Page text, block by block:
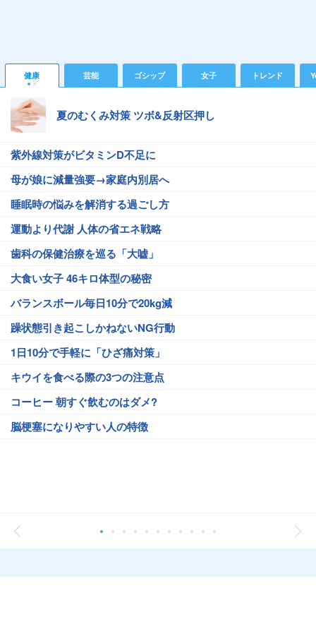
健康 芸能 ゴシップ 女子 トレンド
夏のむくみ対策 ツボ&反射区押し
紫外線対策がビタミンD不足に
母が娘に減量強要→家庭内別居へ
睡眠時の悩みを解消する過ごし方
運動より代謝 人体の省エネ戦略
歯科の保健治療を巡る「大嘘」
大食い女子 46キロ体型の秘密
バランスボール毎日10分で20kg減
躁状態引き起こしかねないNG行動
1日10分で手軽に「ひざ痛対策」
キウイを食べる際の3つの注意点
コーヒー 朝すぐ飲むのはダメ?
脳梗塞になりやすい人の特徴